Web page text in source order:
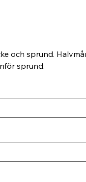
och sprund.
sprund.